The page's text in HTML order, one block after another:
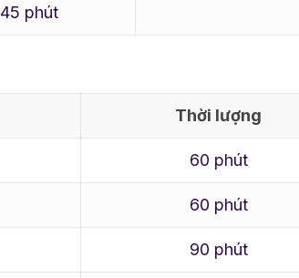
45 phút
Thời lượng
60 phút
60 phút
90 phút